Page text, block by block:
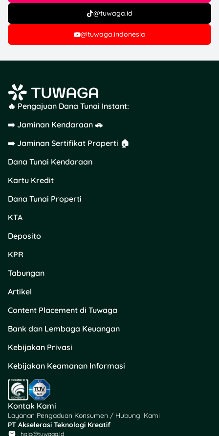
@tuwaga.id
@tuwaga.indonesia
🔥 Pengajuan Dana Tunai Instant:
➡️ Jaminan Kendaraan 🚗
➡️ Jaminan Sertifikat Properti 🏠
Dana Tunai Kendaraan
Kartu Kredit
Dana Tunai Properti
KTA
Deposito
KPR
Tabungan
Artikel
Content Placement di Tuwaga
Bank dan Lembaga Keuangan
Kebijakan Privasi
Kebijakan Keamanan Informasi
Kontak Kami
Layanan Pengaduan Konsumen / Hubungi Kami
PT Akselerasi Teknologi Kreatif
halo@tuwaga.id